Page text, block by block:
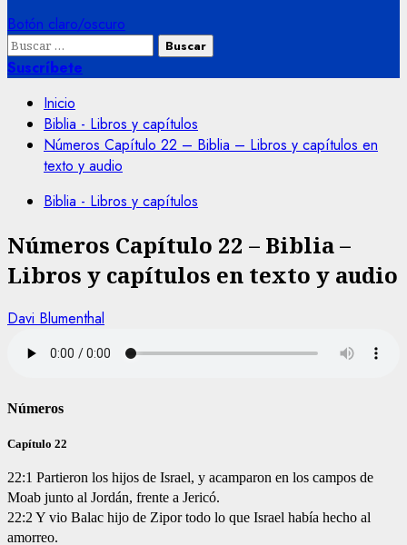
Botón claro/oscuro
Buscar:
Suscríbete
Inicio
Biblia - Libros y capítulos
Números Capítulo 22 – Biblia – Libros y capítulos en
texto y audio
Biblia - Libros y capítulos
Números Capítulo 22 – Biblia –
Libros y capítulos en texto y audio
Davi Blumenthal
Números
Capítulo 22
22:1 Partieron los hijos de Israel, y acamparon en los campos de
Moab junto al Jordán, frente a Jericó.
22:2 Y vio Balac hijo de Zipor todo lo que Israel había hecho al
amorreo.